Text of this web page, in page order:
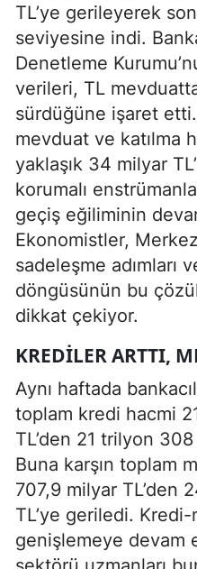
TL’ye gerileyerek
seviyesine indi.
Denetleme
verileri, TL
sürdüğüne işaret
mevduat ve katılma
yaklaşık 34 milyar
korumalı
geçiş eğiliminin
Ekonomistler, Merkez
sadeleşme adımları
döngüsünün bu
dikkat çekiyor.
KREDILER ARTTI,
Aynı haftada
toplam kredi hacmi
TL’den 21 trilyon
Buna karşın toplam
707,9 milyar TL’den
TL’ye geriledi. Kredi-
genişlemeye devam